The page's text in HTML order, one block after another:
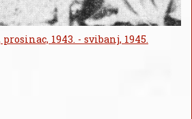
1943. - svibanj, 1945.